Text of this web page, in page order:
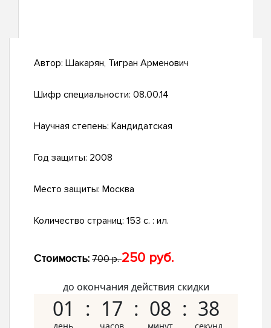
Автор: Шакарян, Тигран Арменович
Шифр специальности: 08.00.14
Научная степень: Кандидатская
Год защиты: 2008
Место защиты: Москва
Количество страниц: 153 с. : ил.
Стоимость: 700 р.250 руб.
до окончания действия скидки
01 17 08 37